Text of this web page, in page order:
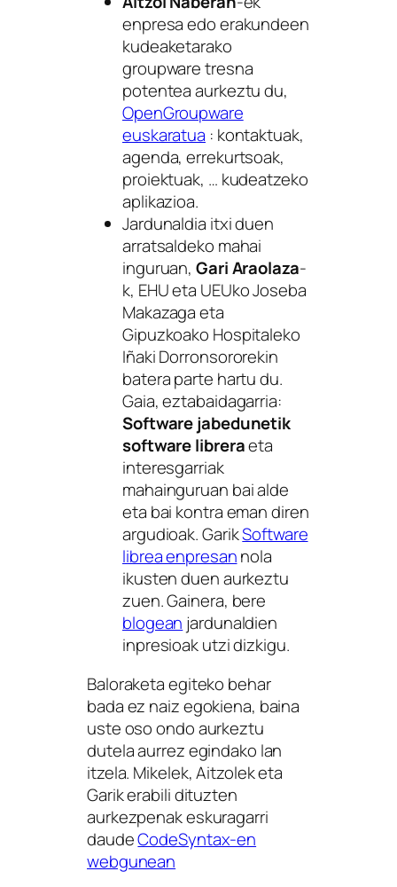
enpresa edo erakundeen
kudeaketarako
groupware tresna
potentea aurkeztu du,
OpenGroupware
euskaratua : kontaktuak,
agenda, errekurtsoak,
proiektuak, … kudeatzeko
aplikazioa.
Jardunaldia itxi duen
arratsaldeko mahai
inguruan,Gari Araolaza-
k, EHU eta UEUko Joseba
Makazaga eta
Gipuzkoako Hospitaleko
Iñaki Dorronsororekin
batera parte hartu du.
Gaia, eztabaidagarria:
Software jabedunetik
software libreraeta
interesgarriak
mahainguruan bai alde
eta bai kontra eman diren
argudioak. GarikSoftware
librea enpresannola
ikusten duen aurkeztu
zuen. Gainera, bere
blogean jardunaldien
inpresioak utzi dizkigu.
Baloraketa egiteko behar
bada ez naiz egokiena, baina
uste oso ondo aurkeztu
dutela aurrez egindako lan
itzela. Mikelek, Aitzolek eta
Garik erabili dituzten
aurkezpenak eskuragarri
daudeCodeSyntax-en
webgunean